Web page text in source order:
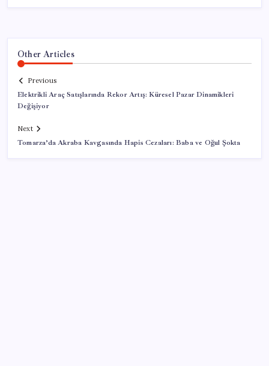
Other Articles
Previous
Elektrikli Araç Satışlarında Rekor Artış: Küresel Pazar Dinamikleri
Değişiyor
Next
Tomarza’da Akraba Kavgasında Hapis Cezaları: Baba ve Oğul Şokta